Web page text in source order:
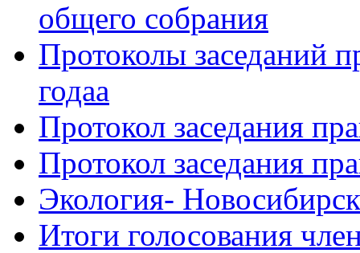
общего собрания
Протоколы заседаний
годаа
Протокол заседания
Протокол заседания
Экология-
Итоги голосования